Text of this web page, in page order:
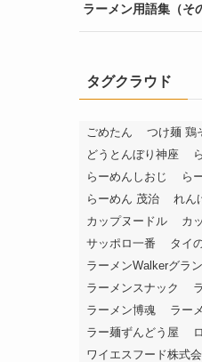
ラーメン用語集（そ
タグクラウド
ごめたん
つけ麺 鶏
どうとんぼり神座
らーめんしおじ
ら
らーめん 茂治
れん
カップヌードル
カ
サッポロ一番
タイ
ラーメンWalkerグラ
ラーメンスナック
ラーメン博魂
ラー
ラー麺ずんどう屋
ワイエスフード株式